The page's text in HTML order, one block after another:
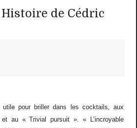
de Cédric
utile pour briller dans les cocktails, aux
et au «Trivial pursuit».« L’incroyable